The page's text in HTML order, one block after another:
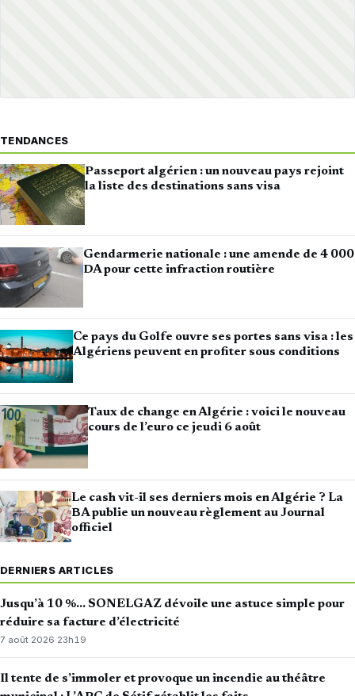
TENDANCES
Passeport algérien : un nouveau pays rejoint
la liste des destinations sans visa
Gendarmerie nationale : une amende de 4 000
DA pour cette infraction routière
Ce pays du Golfe ouvre ses portes sans visa : les
Algériens peuvent en profiter sous conditions
Taux de change en Algérie : voici le nouveau
cours de l’euro ce jeudi 6 août
Le cash vit-il ses derniers mois en Algérie ? La
BA publie un nouveau règlement au Journal
officiel
DERNIERS ARTICLES
Jusqu’à 10 %… SONELGAZ dévoile une astuce simple pour
réduire sa facture d’électricité
7 août 2026·23h19
Il tente de s’immoler et provoque un incendie au théâtre